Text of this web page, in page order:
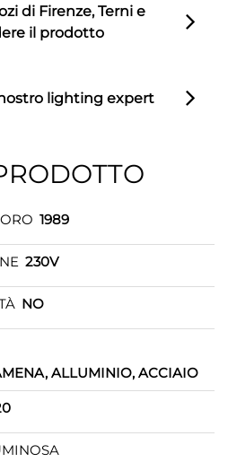
di Firenze, Terni e
il prodotto
lighting expert
1989
230V
NO
ALLUMINIO, ACCIAIO